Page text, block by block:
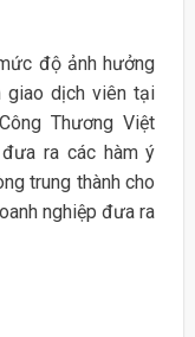
độ ảnh hưởng
giao dịch viên tại
Thương Việt
ra các hàm ý
trung thành cho
nghiệp đưa ra